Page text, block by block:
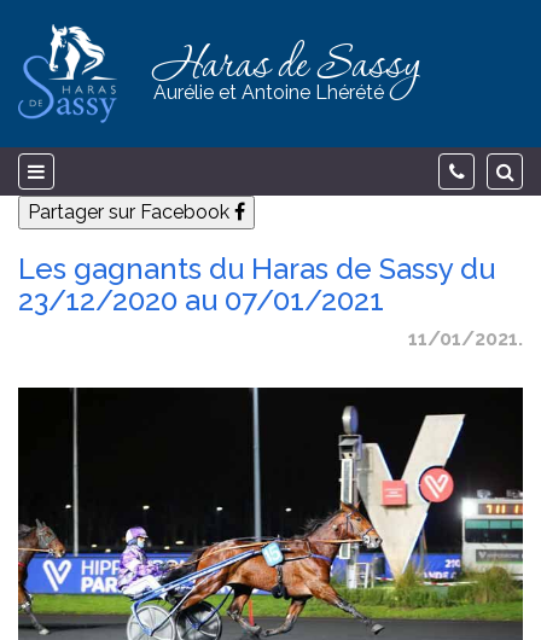
Haras de Sassy
Aurélie et Antoine Lhérété
Partager sur Facebook
Les gagnants du Haras de Sassy du
23/12/2020 au 07/01/2021
11/01/2021.